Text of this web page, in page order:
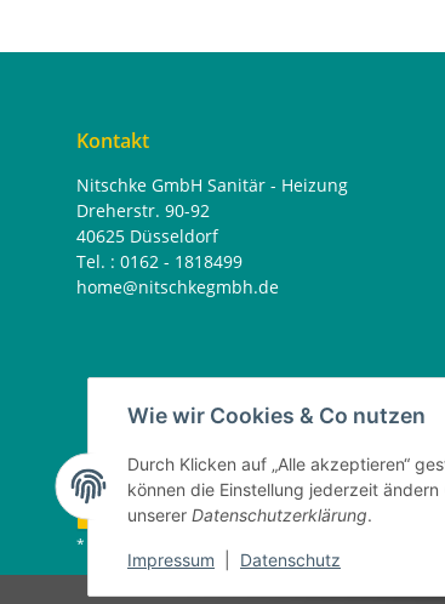
Wie wir Cookies & Co nutzen
Durch Klicken auf „Alle akzeptieren“
können die Einstellung jederzeit
unserer Datenschutzerklärung.
Impressum Datenschutz
Kontakt
Nitschke GmbH Sanitär - Heizung
Dreherstr. 90-92
40625 Düsseldorf
Tel. : 0162 - 1818499
home@nitschkegmbh.de
Vertrag widerrufen
* Alle Preise inkl. gesetzlicher USt., zzgl.